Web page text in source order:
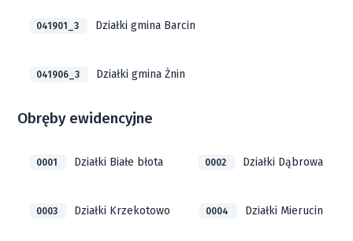
041901_3 Działki gmina Barcin
041906_3 Działki gmina Żnin
Obręby ewidencyjne
0001 Działki Białe błota 0002 Działki Dąbrowa
0003 Działki Krzekotowo 0004 Działki Mierucin